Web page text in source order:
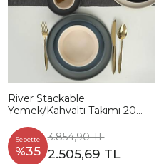
River Stackable
Yemek/Kahvaltı Takımı 20
Sepette
%35
3.854,90 TL
2.505,69 TL